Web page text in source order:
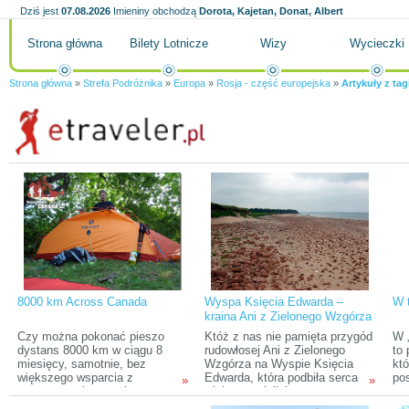
Dziś jest 07.08.2026 Imieniny obchodzą Dorota, Kajetan, Donat, Albert
Strona główna Bilety Lotnicze Wizy Wycieczki
Strona główna » Strefa Podróżnika » Europa » Rosja - część europejska » Artykuły z
8000 km Across Canada
Czy można pokonać pieszo
dystans 8000 km w ciągu 8
miesięcy, samotnie, bez
większego wsparcia z
zewnątrz, mierząc się z
»
Wyspa Księcia Edwarda –
kraina Ani z Zielonego Wzgórza
Któż z nas nie pamięta przygód
rudowłosej Ani z Zielonego
Wzgórza na Wyspie Księcia
Edwarda, która podbiła serca
wielu czytelników na
wszystkich szerokościach
»
W
W
to